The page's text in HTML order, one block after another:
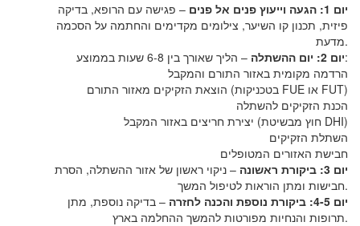
יום 1: הגעה וייעוץ פנים אל פנים
– פגישה עם הרופא, בדיקה
פיזית, תכנון קו השיער, צילומים מקדימים והחתמה על הסכמה
מדעת.
יום 2: יום ההשתלה– הליך שאורך בין 6-8 שעות בממוצע:
הרדמה מקומית באזור התורם והמקבל
הוצאת הזקיקים מאזור התורם (בטכניקות FUE או FUT)
הכנת הזקיקים להשתלה
יצירת חריצים באזור המקבל (חוץ מבשיטת DHI)
השתלת הזקיקים
חבישת האזורים המטופלים
יום 3: ביקורת ראשונה
– ניקוי ראשון של אזור ההשתלה, הסרת
חבישות ומתן הוראות לטיפול המשך.
יום 4-5: ביקורת נוספת והכנה לחזרה
– בדיקה נוספת, מתן
תרופות והנחיות מפורטות להמשך ההחלמה בארץ.